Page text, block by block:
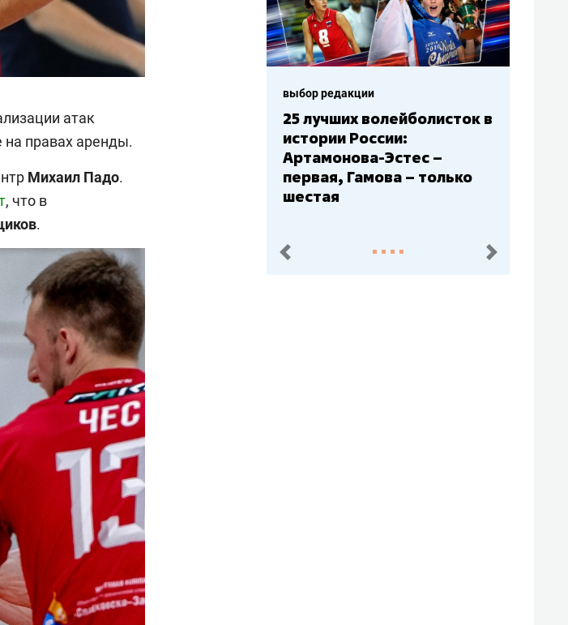
атак
на правах аренды.
Михаил Падо.
, что в
.
выбор редакции
Бюджеты клубов КХЛ: СКА
– главный мажор, «Ак
Барс» – второй, «Салават
Юлаев» – середняк
пред. след.